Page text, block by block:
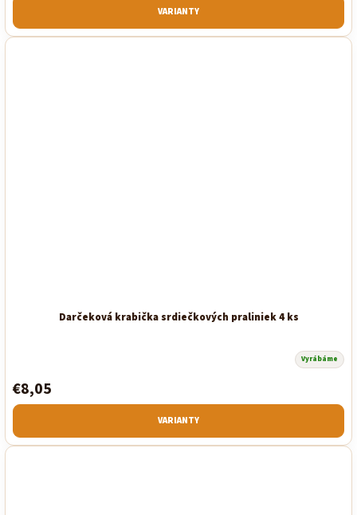
VARIANTY
Darčeková krabička srdiečkových praliniek 4 ks
Vyrábáme
€8,05
VARIANTY